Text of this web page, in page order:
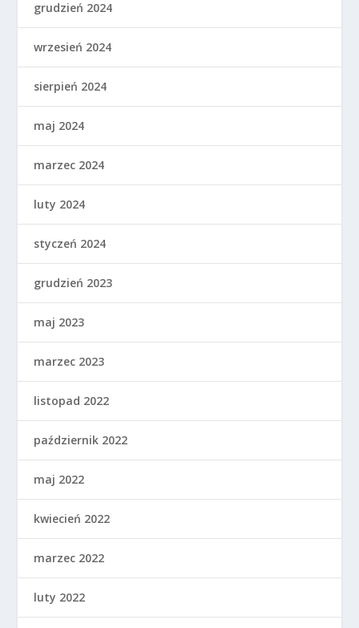
grudzień 2024
wrzesień 2024
sierpień 2024
maj 2024
marzec 2024
luty 2024
styczeń 2024
grudzień 2023
maj 2023
marzec 2023
listopad 2022
październik 2022
maj 2022
kwiecień 2022
marzec 2022
luty 2022